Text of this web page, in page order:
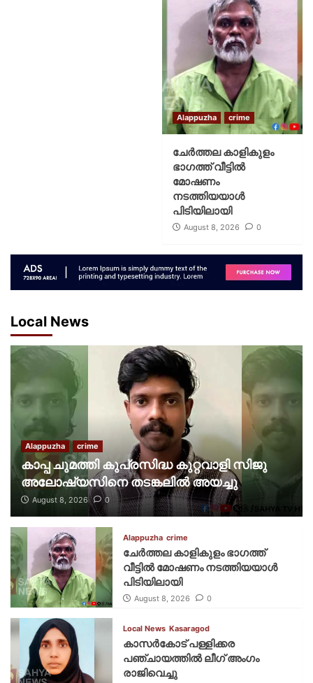
Alappuzha crime
ചേർത്തല കാളികുളം
ഭാഗത്ത് വീട്ടിൽ
മോഷണം
നടത്തിയയാൾ
പിടിയിലായി
August 8, 2026 0
Local News
Alappuzha crime
കാപ്പ ചുമത്തി കുപ്രസിദ്ധ കുറ്റവാളി സിജു
അലോഷ്യസിനെ തടങ്കലിൽ അയച്ചു
August 8, 2026 0
Alappuzha crime
ചേർത്തല കാളികുളം ഭാഗത്ത്
വീട്ടിൽ മോഷണം നടത്തിയയാൾ
പിടിയിലായി
August 8, 2026 0
Local News Kasaragod
കാസര്‍കോട് പള്ളിക്കര
പഞ്ചായത്തില്‍ ലീഗ് അംഗം
രാജിവെച്ചു